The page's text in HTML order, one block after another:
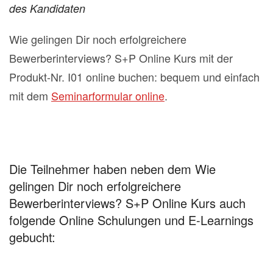
des Kandidaten
Wie gelingen Dir noch erfolgreichere
Bewerberinterviews? S+P Online Kurs mit der
Produkt-Nr. I01 online buchen: bequem und einfach
mit dem Seminarformular online.
Die Teilnehmer haben neben dem Wie
gelingen Dir noch erfolgreichere
Bewerberinterviews? S+P Online Kurs auch
folgende Online Schulungen und E-Learnings
gebucht: